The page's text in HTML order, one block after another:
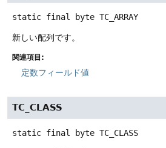
static final byte TC_ARRAY
新しい配列です。
関連項目:
定数フィールド値
TC_CLASS
static final byte TC_CLASS